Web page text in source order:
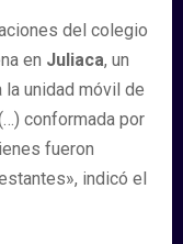
del colegio
en Juliaca, un
unidad móvil de
conformada por
fueron
indicó el